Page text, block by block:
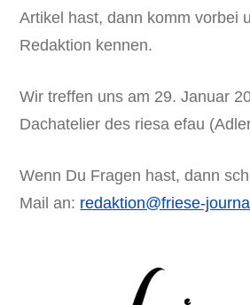
Artikel hast, dann komm vorbei
Redaktion kennen.
Wir treffen uns am 29. Januar
Dachatelier des riesa efau
Wenn Du Fragen hast, dann
Mail an: redaktion@friese-